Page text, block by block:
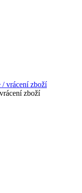
/ vrácení zboží
zboží